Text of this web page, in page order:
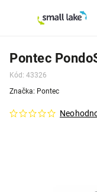
Pontec
Kód: 43326
Značka: Pontec